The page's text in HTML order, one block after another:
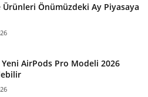
Ürünleri Önümüzdeki Ay Piyasaya
Yeni AirPods Pro Modeli 2026